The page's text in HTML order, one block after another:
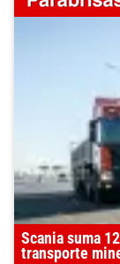
Scania suma
transporte